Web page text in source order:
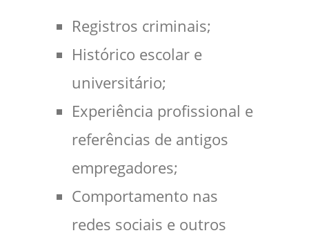
Registros criminais;
Histórico escolar e
universitário;
Experiência profissional e
referências de antigos
empregadores;
Comportamento nas
redes sociais e outros